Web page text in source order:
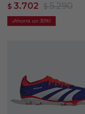
$ 3.702 $ 5.290
30